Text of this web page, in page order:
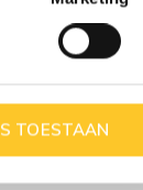
TOESTAAN